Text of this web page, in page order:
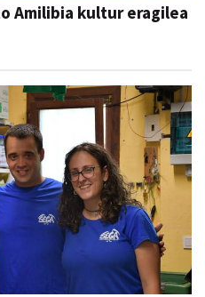
Amilibia kultur eragilea